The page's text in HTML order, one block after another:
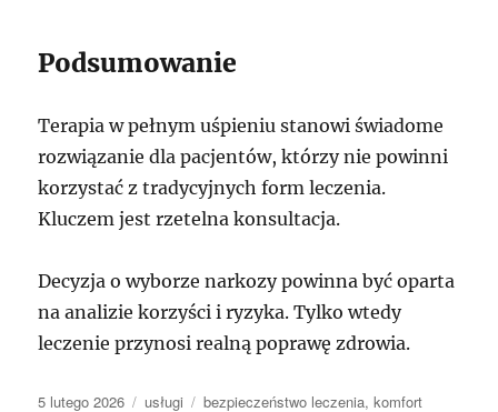
Podsumowanie
Terapia w pełnym uśpieniu stanowi świadome
rozwiązanie dla pacjentów, którzy nie powinni
korzystać z tradycyjnych form leczenia.
Kluczem jest rzetelna konsultacja.
Decyzja o wyborze narkozy powinna być oparta
na analizie korzyści i ryzyka. Tylko wtedy
leczenie przynosi realną poprawę zdrowia.
Data
5 lutego 2026 Kategorie
usługi Tagi
bezpieczeństwo leczenia,komfort